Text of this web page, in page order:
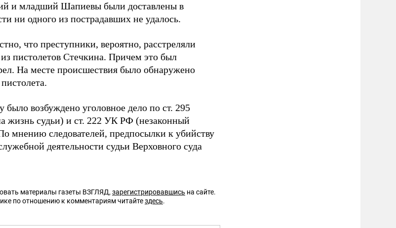
и младший Шапиевы были доставлены в
ни одного из пострадавших не удалось.
что преступники, вероятно, расстреляли
пистолетов Стечкина. Причем это был
На месте происшествия было обнаружено
возбуждено уголовное дело по ст. 295
жизнь судьи) и ст. 222 УК РФ (незаконный
мнению следователей, предпосылки к убийству
деятельности судьи Верховного суда
материалы газеты ВЗГЛЯД, зарегистрировавшись на сайте.
по отношению к комментариям читайтездесь.